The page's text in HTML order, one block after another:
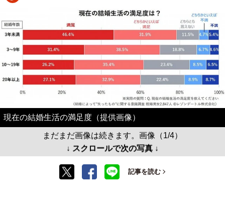
現在の結婚生活の満足度（提供画像）
まだまだ画像は続きます。画像（1/4）
↓ スクロールで次の写真 ↓
記事を読む